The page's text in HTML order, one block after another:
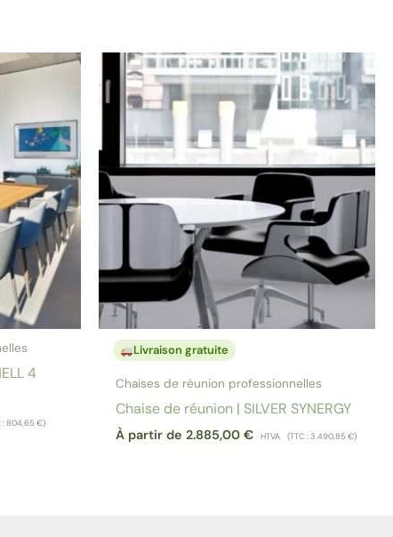
4
:804,65€)
Livraison gratuite
Chaises de réunion professionnelles
Chaise de réunion | SILVER SYNERGY
À partir de2.885,00€ HTVA (TTC :3.490,85€)